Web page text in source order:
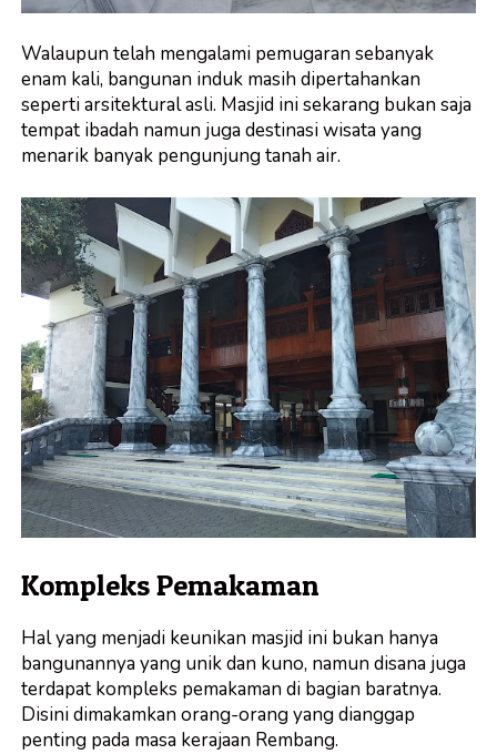
Walaupun telah mengalami pemugaran sebanyak
enam kali, bangunan induk masih dipertahankan
seperti arsitektural asli. Masjid ini sekarang bukan saja
tempat ibadah namun juga destinasi wisata yang
menarik banyak pengunjung tanah air.
Kompleks Pemakaman
Hal yang menjadi keunikan masjid ini bukan hanya
bangunannya yang unik dan kuno, namun disana juga
terdapat kompleks pemakaman di bagian baratnya.
Disini dimakamkan orang-orang yang dianggap
penting pada masa kerajaan Rembang.